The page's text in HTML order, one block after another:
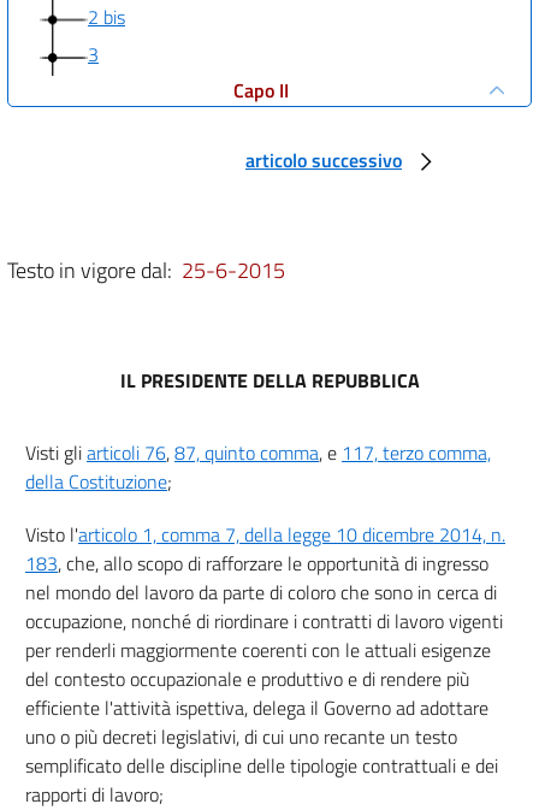
2 bis
3
Capo II
Lavoro a orario ridotto e flessibile
Sezione I
6
11
Sezione II
Lavoro intermittente
13
14
15
16
17
18
articolo successivo
Testo in vigore dal: 25-6-2015
IL PRESIDENTE DELLA REPUBBLICA
Visti gliarticoli 76,87, quinto comma, e 117, terzo comma,
della Costituzione;
Visto l'articolo 1, comma 7, della legge 10 dicembre 2014, n.
183, che, allo scopo di rafforzare le opportunità di ingresso
nel mondo del lavoro da parte di coloro che sono in cerca di
occupazione, nonché di riordinare i contratti di lavoro vigenti
per renderli maggiormente coerenti con le attuali esigenze
del contesto occupazionale e produttivo e di rendere più
efficiente l'attività ispettiva, delega il Governo ad adottare
uno o più decreti legislativi, di cui uno recante un testo
semplificato delle discipline delle tipologie contrattuali e dei
rapporti di lavoro;